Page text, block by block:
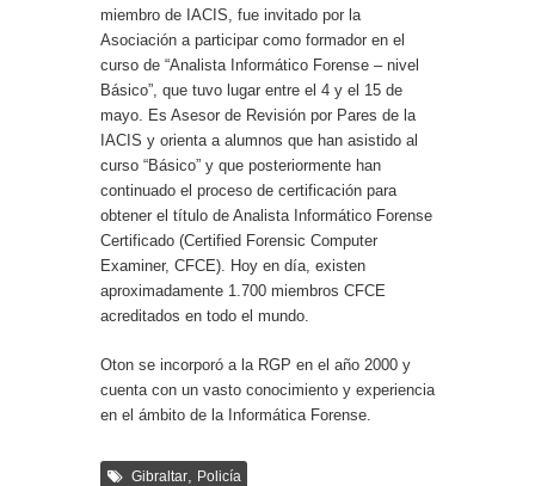
miembro de IACIS, fue invitado por la
Asociación a participar como formador en el
curso de “Analista Informático Forense – nivel
Básico”, que tuvo lugar entre el 4 y el 15 de
mayo. Es Asesor de Revisión por Pares de la
IACIS y orienta a alumnos que han asistido al
curso “Básico” y que posteriormente han
continuado el proceso de certificación para
obtener el título de Analista Informático Forense
Certificado (Certified Forensic Computer
Examiner, CFCE). Hoy en día, existen
aproximadamente 1.700 miembros CFCE
acreditados en todo el mundo.
Oton se incorporó a la RGP en el año 2000 y
cuenta con un vasto conocimiento y experiencia
en el ámbito de la Informática Forense.
Gibraltar, Policía